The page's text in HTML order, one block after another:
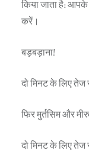
किया जाता है: आपके
करें।
बड़बड़ाना!
दो मिनट के लिए तेज
फिर मुर्तसिम और
दो मिनट के लिए तेज